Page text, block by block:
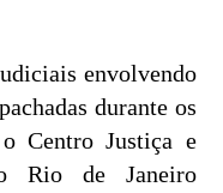
envolvendo
durante os
Centro Justiça e
Rio de Janeiro